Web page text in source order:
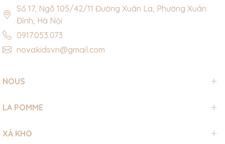
Số 17, Ngõ 105/42/11 Đường Xuân La, Phường Xuân
Đỉnh, Hà Nội
0917.053.073
novakidsvn@gmail.com
NOUS
LA POMME
XẢ KHO